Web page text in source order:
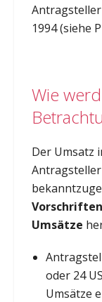
1994 (siehe
Wie
Der Umsatz
Umsätze
oder 24
Umsätze